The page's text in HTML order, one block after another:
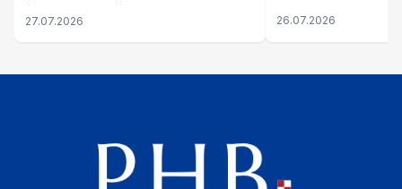
su vojarnu i obučni centar "Nikola
27.07.2026
pronalaze mir
26.07.2026